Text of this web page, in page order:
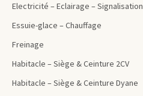
Electricité – Eclairage – Signalisation
Essuie-glace – Chauffage
Freinage
Habitacle – Siège & Ceinture 2CV
Habitacle – Siège & Ceinture Dyane